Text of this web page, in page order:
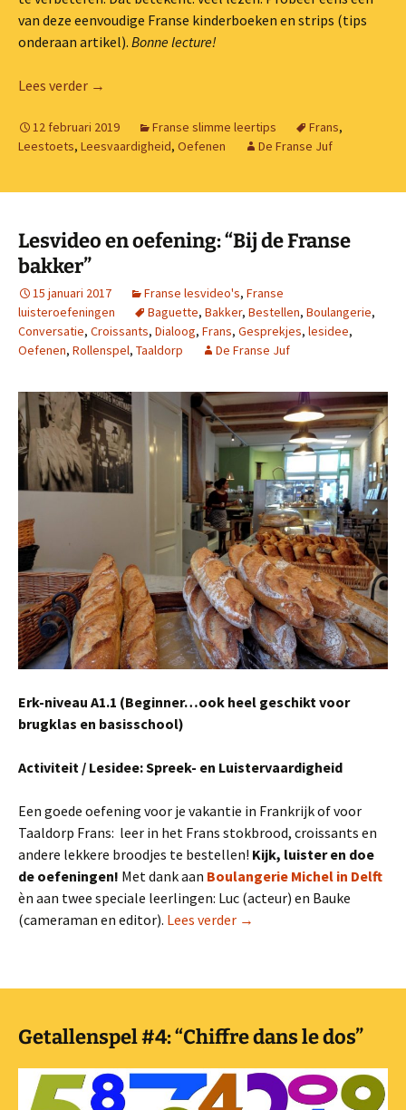
van deze eenvoudige Franse kinderboeken en strips (tips
onderaan artikel). Bonne lecture!
Lees verder 10 tips : zó verbeter je je leesvaardigheid Frans!
→
12 februari 2019 Franse slimme leertips Frans,
Leestoets, Leesvaardigheid, Oefenen De Franse Juf
Lesvideo en oefening: “Bij de Franse
bakker”
15 januari 2017 Franse lesvideo's, Franse
luisteroefeningen
Baguette, Bakker, Bestellen, Boulangerie,
Conversatie, Croissants, Dialoog, Frans, Gesprekjes, lesidee,
Oefenen, Rollenspel, Taaldorp De Franse Juf
Erk-niveau A1.1 (Beginner…ook heel geschikt voor
brugklas en basisschool)
Activiteit / Lesidee: Spreek- en Luistervaardigheid
Een goede oefening voor je vakantie in Frankrijk of voor
Taaldorp Frans: leer in het Frans stokbrood, croissants en
andere lekkere broodjes te bestellen! Kijk, luister en doe
de oefeningen! Met dank aan Boulangerie Michel in Delft
èn aan twee speciale leerlingen: Luc (acteur) en Bauke
(cameraman en editor). Lees verder Lesvideo en oefening: “Bij
→
Getallenspel #4: “Chiffre dans le dos”